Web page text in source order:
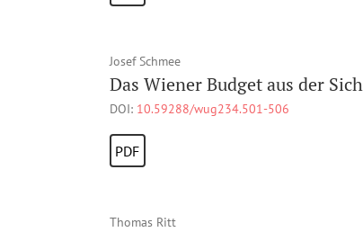
Josef Schmee
Das Wiener Budget aus der
DOI: 10.59288/wug234.501-506
PDF
Thomas Ritt